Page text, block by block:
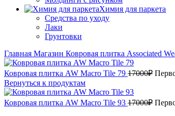
Химия для паркета
Средства по уходу
Лаки
Грунтовки
Главная Магазин Ковровая плитка Associated
Ковровая плитка AW Macro Tile 79 17000₽
Вернуться к продуктам
Ковровая плитка AW Macro Tile 93 17000₽